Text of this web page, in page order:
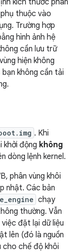
thuộc vào
Trường hợp
hình ảnh hệ
cần lưu trữ
hiện không
không cần tải
. Khi
khởi động không
dòng lệnh kernel.
phân vùng khôi
nhật. Các bản
chạy
thường. Vẫn
đặt lại dữ liệu
lên (đó là nguồn
cho chế độ khôi